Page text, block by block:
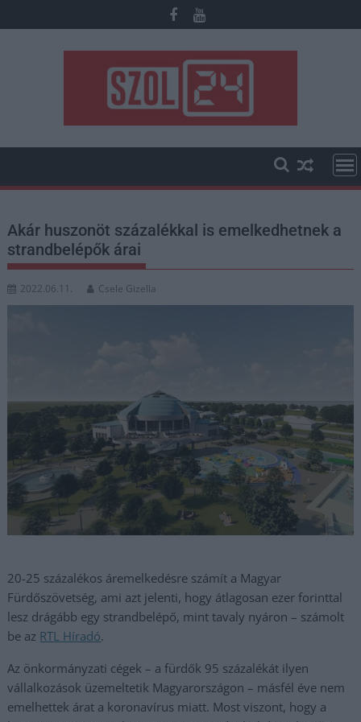
to
Akár huszonöt százalékkal is emelkedhetnek a
strandbelépők árai
2022.06.11. Csele Gizella
20-25 százalékos áremelkedésre számít a Magyar
Fürdőszövetség, ami azt jelenti, hogy átlagosan ezer forinttal
lesz drágább egy strandbelépő, mint tavaly nyáron – számolt
be az RTL Híradó.
Az önkormányzati cégek – a fürdők 95 százalékát ilyen
vállalkozások üzemeltetik Magyarországon – másfél éve nem
emelhettek árat a koronavírus miatt. Most viszont, hogy a